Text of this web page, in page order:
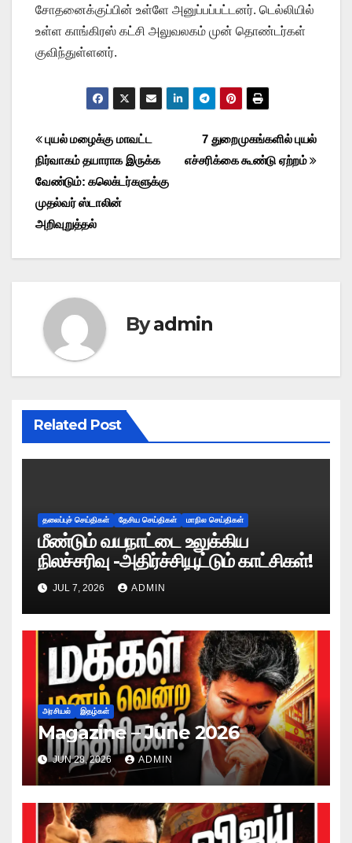
சோதனைக்குப்பின் உள்ளே அனுப்பப்பட்டனர். டெல்லியில்
உள்ள காங்கிரஸ் கட்சி அலுவலகம் முன் தொண்டர்கள்
குவிந்துள்ளனர்.
Post
navigation
7 துறைமுகங்களில் புயல்
எச்சரிக்கை கூண்டு ஏற்றம்
புயல் மழைக்கு மாவட்ட
நிர்வாகம் தயாராக இருக்க
வேண்டும்: கலெக்டர்களுக்கு
முதல்வர் ஸ்டாலின்
அறிவுறுத்தல்
Byadmin
Related Post
தலைப்புச் செய்திகள் தேசிய செய்திகள் மாநில செய்திகள்
மீண்டும் வயநாட்டை உலுக்கிய
நிலச்சரிவு -அதிர்ச்சியூட்டும் காட்சிகள்!
JUL 7, 2026 ADMIN
அரசியல் இதழ்கள்
Magazine – June 2026
JUN 28, 2026 ADMIN